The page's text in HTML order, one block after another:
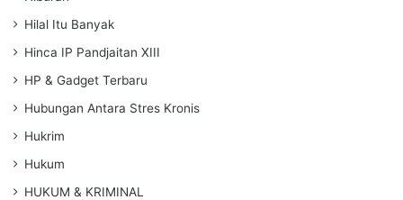
Hilal Itu Banyak
Hinca IP Pandjaitan XIII
HP & Gadget Terbaru
Hubungan Antara Stres Kronis
Hukrim
Hukum
HUKUM & KRIMINAL